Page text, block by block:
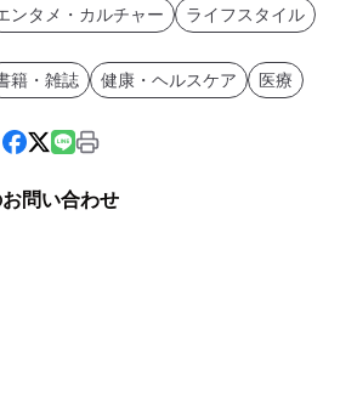
ンタメ・カルチャー ライフスタイル
籍・雑誌 健康・ヘルスケア 医療
問い合わせ